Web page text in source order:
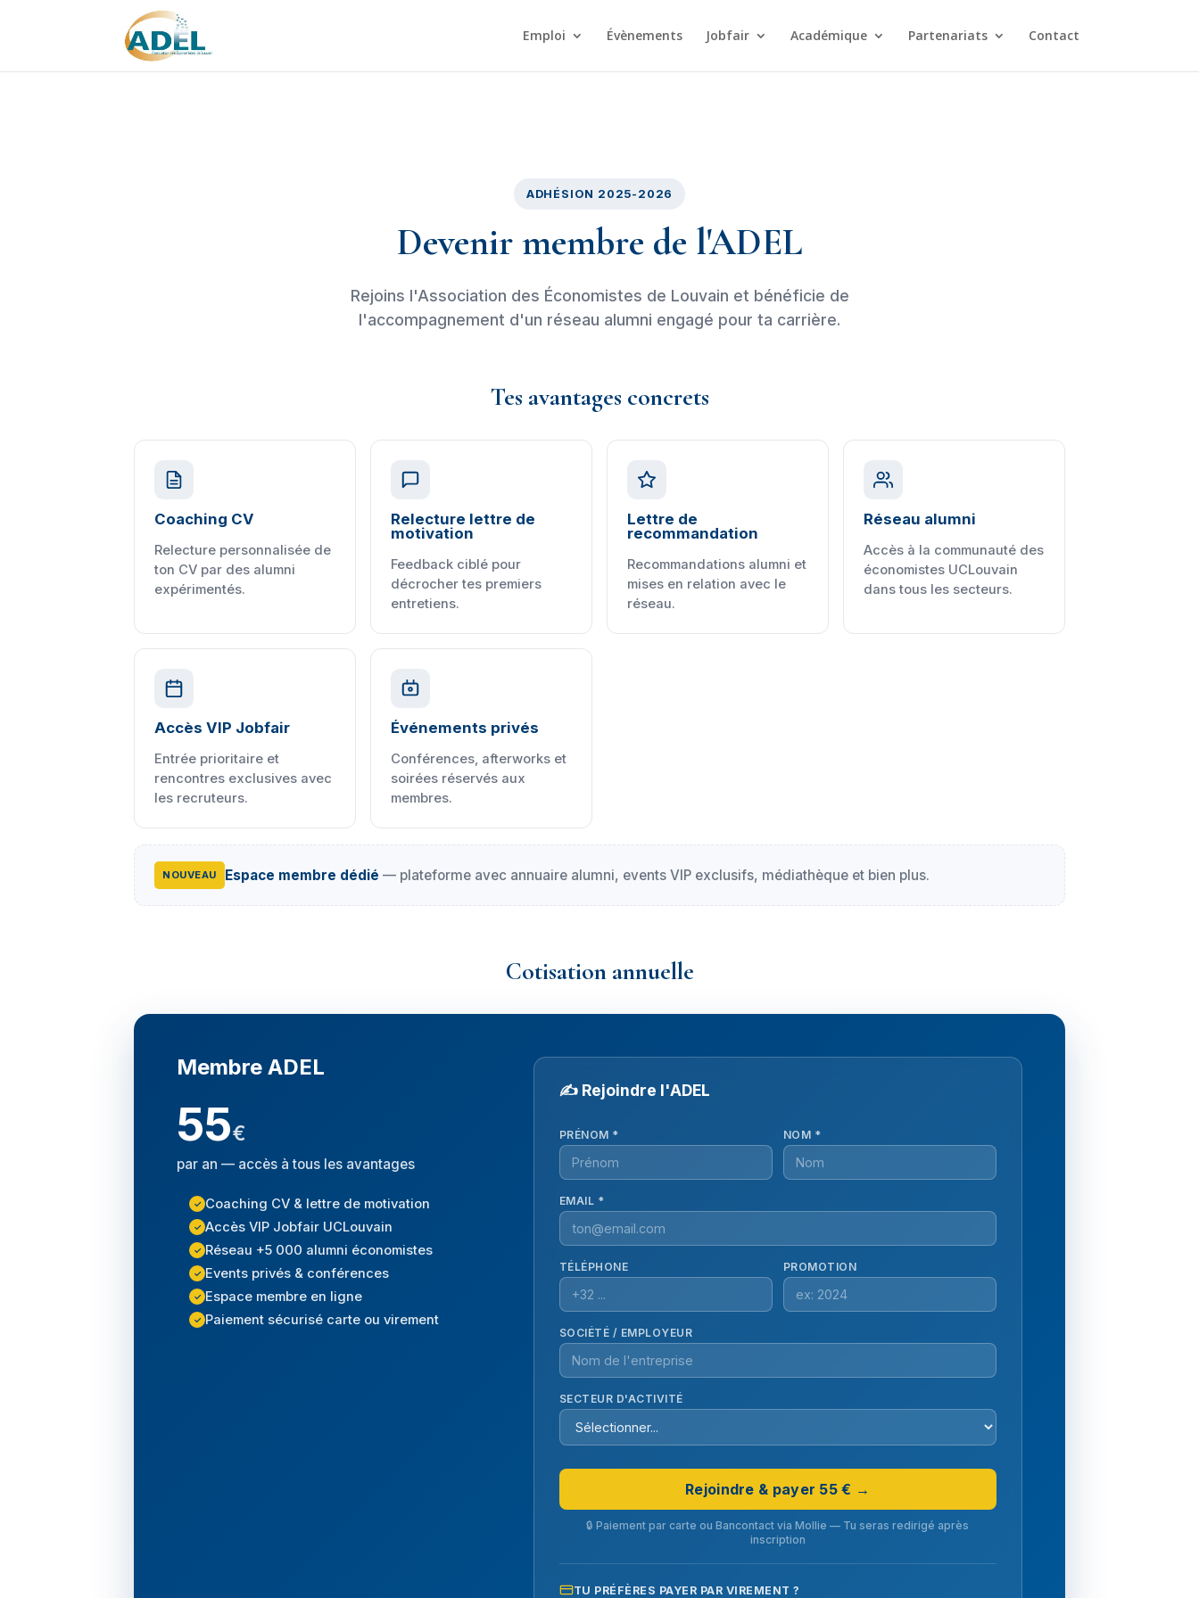
Emploi Évènements Jobfair Académique Partenariats Contact
ADHÉSION 2025-2026
Devenir membre de l'ADEL
Rejoins l'Association des Économistes de Louvain et bénéficie de
l'accompagnement d'un réseau alumni engagé pour ta carrière.
Tes avantages concrets
Coaching CV
Relecture personnalisée de
ton CV par des alumni
expérimentés.
Relecture lettre de
motivation
Feedback ciblé pour
décrocher tes premiers
entretiens.
Lettre de
recommandation
Recommandations alumni et
mises en relation avec le
réseau.
Réseau alumni
Accès à la communauté des
économistes UCLouvain
dans tous les secteurs.
Accès VIP Jobfair
Entrée prioritaire et
rencontres exclusives avec
les recruteurs.
Événements privés
Conférences, afterworks et
soirées réservés aux
membres.
NOUVEAU Espace membre dédié — plateforme avec annuaire alumni, events VIP exclusifs, médiathèque et bien plus.
Cotisation annuelle
Membre ADEL
55€
par an — accès à tous les avantages
Coaching CV & lettre de motivation
Accès VIP Jobfair UCLouvain
Réseau +5 000 alumni économistes
Events privés & conférences
Espace membre en ligne
Paiement sécurisé carte ou virement
✍️ Rejoindre l'ADEL
PRÉNOM * NOM *
EMAIL *
TÉLÉPHONE PROMOTION
SOCIÉTÉ / EMPLOYEUR
SECTEUR D'ACTIVITÉ
Rejoindre & payer 55 € →
🔒 Paiement par carte ou Bancontact via Mollie — Tu seras redirigé après
inscription
TU PRÉFÈRES PAYER PAR VIREMENT ?